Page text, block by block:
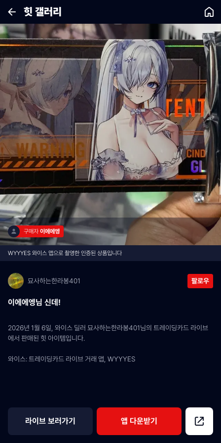
힛 갤러리
구매자 이에에엥
WYYYES 와이스 앱으로 촬영한 인증된 상품입니다
묘사하는한라봉401 팔로우
이에에엥님 신데!
2026년 1월 6일, 와이스 딜러 묘사하는한라봉401님의 트레이딩카드 라이브
에서 판매된 힛 아이템입니다.
와이스: 트레이딩카드 라이브 거래 앱, WYYYES
라이브 보러가기 앱 다운받기